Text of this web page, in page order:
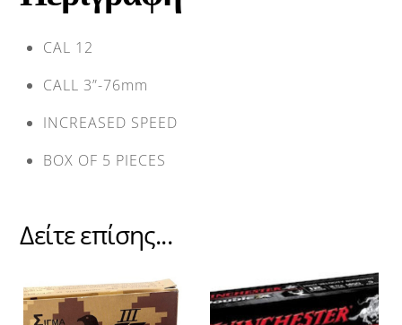
CAL 12
CALL 3”-76mm
INCREASED SPEED
BOX OF 5 PIECES
Δείτε επίσης...